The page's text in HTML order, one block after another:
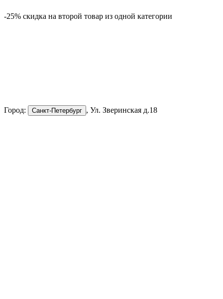
-25% скидка на второй товар из одной категории
Город: Санкт-Петербург , Ул. Зверинская д.18